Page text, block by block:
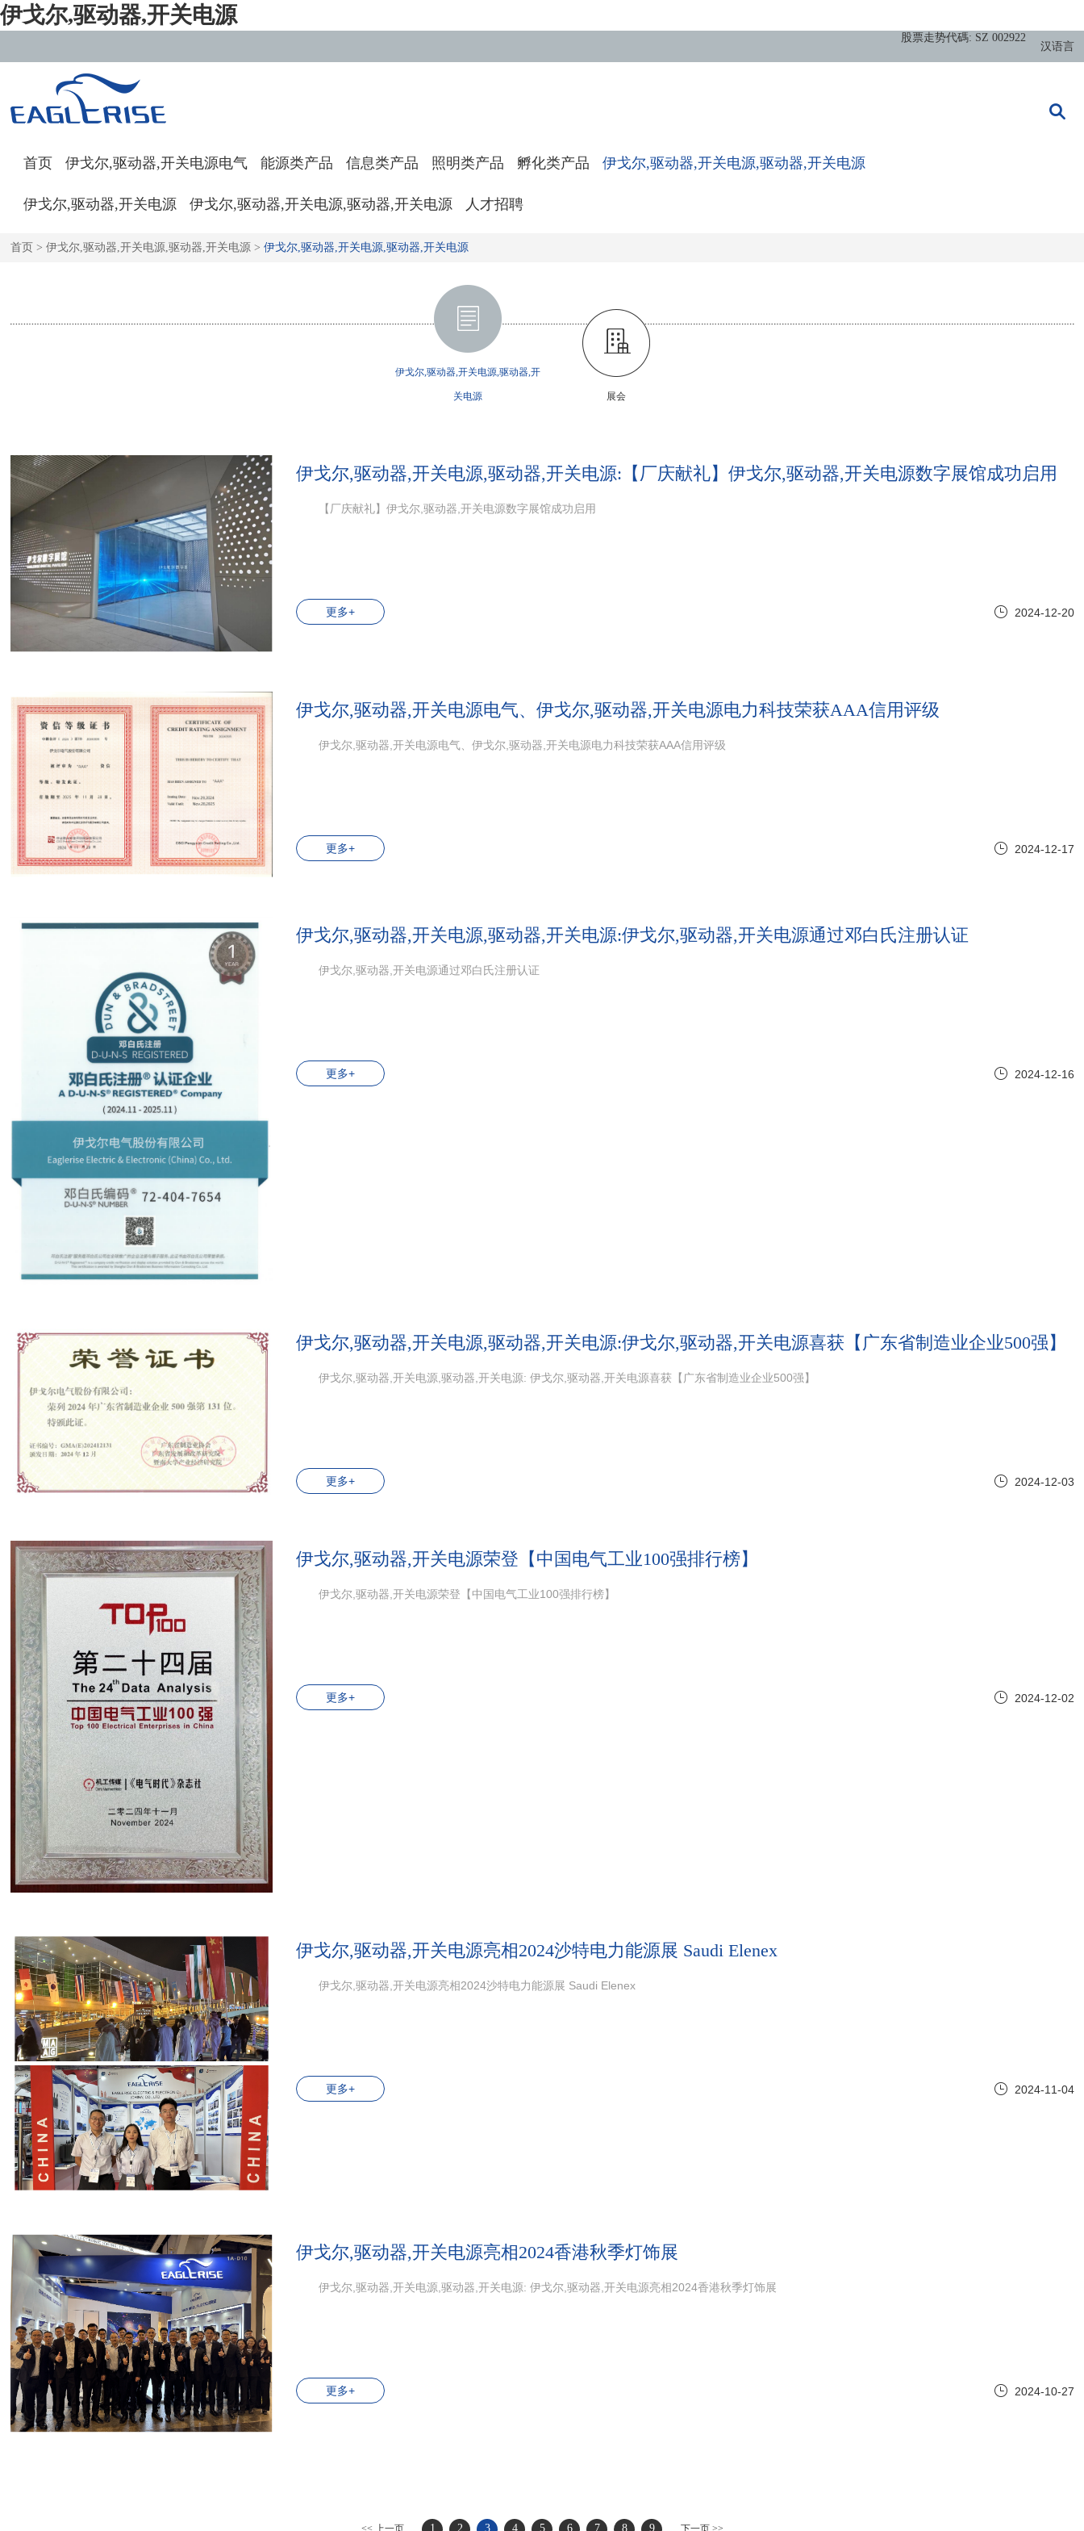
伊戈尔,驱动器,开关电源
股票走势代碼: SZ 002922
汉语言
首页 伊戈尔,驱动器,开关电源电气 能源类产品 信息类产品 照明类产品 孵化类产品 伊戈尔,驱动器,开关电源,驱动器,开关电源
伊戈尔,驱动器,开关电源 伊戈尔,驱动器,开关电源,驱动器,开关电源 人才招聘
首页 > 伊戈尔,驱动器,开关电源,驱动器,开关电源> 伊戈尔,驱动器,开关电源,驱动器,开关电源
伊戈尔,驱动器,开关电源,驱动器,开
关电源 展会
伊戈尔,驱动器,开关电源,驱动器,开关电源:【厂庆献礼】伊戈尔,驱动器,开关电源数字展馆成功启用
【厂庆献礼】伊戈尔,驱动器,开关电源数字展馆成功启用
更多+ 2024-12-20
伊戈尔,驱动器,开关电源电气、伊戈尔,驱动器,开关电源电力科技荣获AAA信用评级
伊戈尔,驱动器,开关电源电气、伊戈尔,驱动器,开关电源电力科技荣获AAA信用评级
更多+ 2024-12-17
伊戈尔,驱动器,开关电源,驱动器,开关电源:伊戈尔,驱动器,开关电源通过邓白氏注册认证
伊戈尔,驱动器,开关电源通过邓白氏注册认证
更多+ 2024-12-16
伊戈尔,驱动器,开关电源,驱动器,开关电源:伊戈尔,驱动器,开关电源喜获【广东省制造业企业500强】
伊戈尔,驱动器,开关电源,驱动器,开关电源: 伊戈尔,驱动器,开关电源喜获【广东省制造业企业500强】
更多+ 2024-12-03
伊戈尔,驱动器,开关电源荣登【中国电气工业100强排行榜】
伊戈尔,驱动器,开关电源荣登【中国电气工业100强排行榜】
更多+ 2024-12-02
伊戈尔,驱动器,开关电源亮相2024沙特电力能源展 Saudi Elenex
伊戈尔,驱动器,开关电源亮相2024沙特电力能源展 Saudi Elenex
更多+ 2024-11-04
伊戈尔,驱动器,开关电源亮相2024香港秋季灯饰展
伊戈尔,驱动器,开关电源,驱动器,开关电源: 伊戈尔,驱动器,开关电源亮相2024香港秋季灯饰展
更多+ 2024-10-27
<< 上一页 1 2 3 4 5 6 7 8 9 下一页 >>